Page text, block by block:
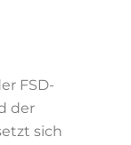
FSD-
der
sich